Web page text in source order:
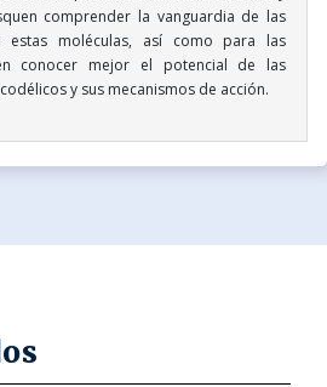
comprender la vanguardia de las
estas moléculas, así como para las
conocer mejor el potencial de las
y sus mecanismos de acción.